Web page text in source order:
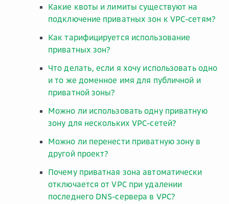
Какие квоты и лимиты существуют на
подключение приватных зон к VPC-сетям?
Как тарифицируется использование
приватных зон?
Что делать, если я хочу использовать одно
и то же доменное имя для публичной и
приватной зоны?
Можно ли использовать одну приватную
зону для нескольких VPC-сетей?
Можно ли перенести приватную зону в
другой проект?
Почему приватная зона автоматически
отключается от VPC при удалении
последнего DNS-сервера в VPC?